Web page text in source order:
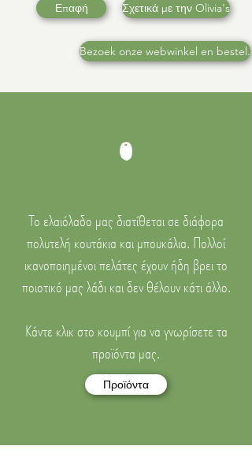
Επαφή Σχετικά με την Olivia's
Bezoek onze webwinkel en bestel.
Το ελαιόλαδο μας διατίθεται σε διάφορα
πολυτελή κουτάκια και μπουκάλια. Πολλοί
ικανοποιημένοι πελάτες έχουν ήδη βρει το
ποιοτικό μας λάδι και δεν θέλουν κάτι άλλο.
Κάντε κλικ στο κουμπί για να γνωρίσετε τα
προϊόντα μας.
Προϊόντα